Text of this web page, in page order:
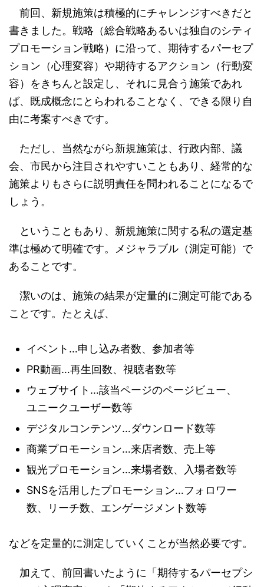
前回、新規施策は積極的にチャレンジすべきだと
書きました。戦略（総合戦略あるいは独自のシティ
プロモーション戦略）に沿って、期待するパーセプ
ション（心理変容）や期待するアクション（行動変
容）をきちんと設定し、それに見合う施策であれ
ば、既成概念にとらわれることなく、できる限り自
由に考案すべきです。
ただし、当然ながら新規施策は、行政内部、議
会、市民から注目されやすいこともあり、経常的な
施策よりもさらに説明責任を問われることになるで
しょう。
ということもあり、新規施策に関する私の選定基
準は極めて明確です。メジャラブル（測定可能）で
あることです。
潔いのは、施策の結果が定量的に測定可能である
ことです。たとえば、
イベント…申し込み者数、参加者等
PR動画…再生回数、視聴者数等
ウェブサイト…該当ページのページビュー、
ユニークユーザー数等
デジタルコンテンツ…ダウンロード数等
商業プロモーション…来店者数、売上等
観光プロモーション…来場者数、入場者数等
SNSを活用したプロモーション…フォロワー
数、リーチ数、エンゲージメント数等
などを定量的に測定していくことが当然必要です。
加えて、前回書いたように「期待するパーセプシ